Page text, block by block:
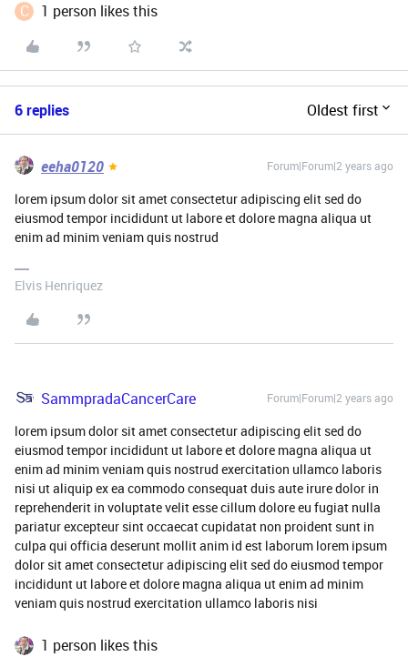
C 1 person likes this
6 replies Oldest first
eeha0120 Forum|Forum|2 years ago
lorem ipsum dolor sit amet consectetur adipiscing elit sed do
eiusmod tempor incididunt ut labore et dolore magna aliqua ut
enim ad minim veniam quis nostrud
Elvis Henriquez
SammpradaCancerCare Forum|Forum|2 years ago
lorem ipsum dolor sit amet consectetur adipiscing elit sed do
eiusmod tempor incididunt ut labore et dolore magna aliqua ut
enim ad minim veniam quis nostrud exercitation ullamco laboris
nisi ut aliquip ex ea commodo consequat duis aute irure dolor in
reprehenderit in voluptate velit esse cillum dolore eu fugiat nulla
pariatur excepteur sint occaecat cupidatat non proident sunt in
culpa qui officia deserunt mollit anim id est laborum lorem ipsum
dolor sit amet consectetur adipiscing elit sed do eiusmod tempor
incididunt ut labore et dolore magna aliqua ut enim ad minim
veniam quis nostrud exercitation ullamco laboris nisi
1 person likes this